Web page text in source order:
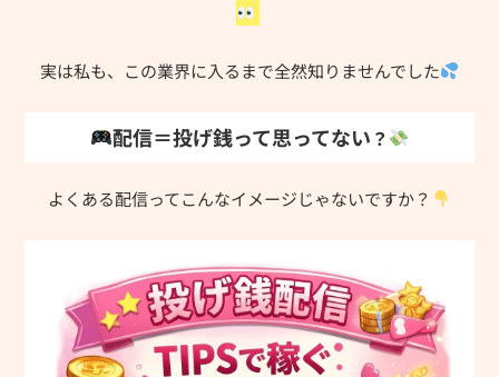
実は私も、この業界に入るまで全然知りませんでした
配信＝投げ銭って思ってない ？
よくある配信ってこんなイメージじゃないですか？